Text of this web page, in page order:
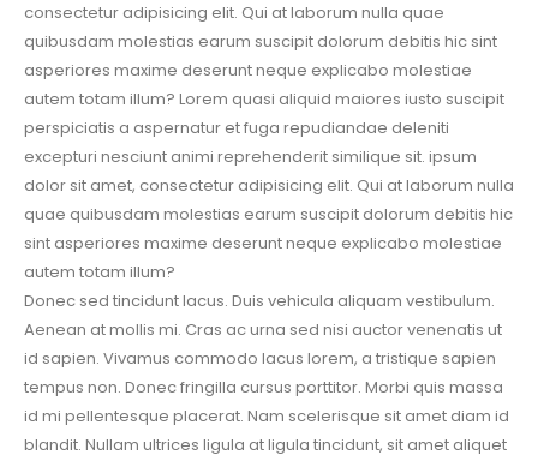
consectetur adipisicing elit. Qui at laborum nulla quae
quibusdam molestias earum suscipit dolorum debitis hic sint
asperiores maxime deserunt neque explicabo molestiae
autem totam illum? Lorem quasi aliquid maiores iusto suscipit
perspiciatis a aspernatur et fuga repudiandae deleniti
excepturi nesciunt animi reprehenderit similique sit. ipsum
dolor sit amet, consectetur adipisicing elit. Qui at laborum nulla
quae quibusdam molestias earum suscipit dolorum debitis hic
sint asperiores maxime deserunt neque explicabo molestiae
autem totam illum?
Donec sed tincidunt lacus. Duis vehicula aliquam vestibulum.
Aenean at mollis mi. Cras ac urna sed nisi auctor venenatis ut
id sapien. Vivamus commodo lacus lorem, a tristique sapien
tempus non. Donec fringilla cursus porttitor. Morbi quis massa
id mi pellentesque placerat. Nam scelerisque sit amet diam id
blandit. Nullam ultrices ligula at ligula tincidunt, sit amet aliquet